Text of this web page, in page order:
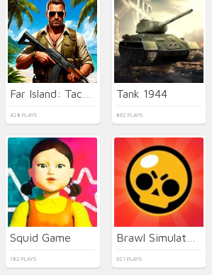
428 PLAYS
Tank 1944
862 PLAYS
Squid Game
182 PLAYS 921 PLAYS